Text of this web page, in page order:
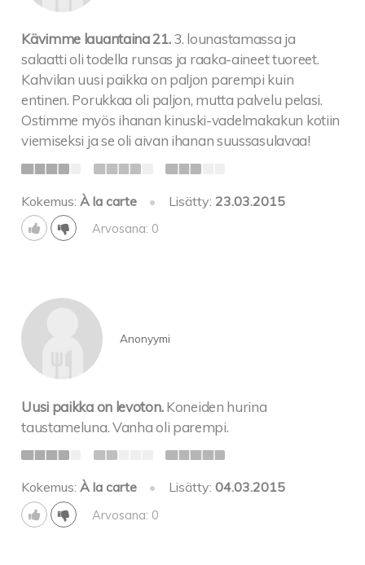
Kävimme lauantaina 21. 3. lounastamassa ja
salaatti oli todella runsas ja raaka-aineet tuoreet.
Kahvilan uusi paikka on paljon parempi kuin
entinen. Porukkaa oli paljon, mutta palvelu pelasi.
Ostimme myös ihanan kinuski-vadelmakakun kotiin
viemiseksi ja se oli aivan ihanan suussasulavaa!
Kokemus:À la carte • Lisätty: 23.03.2015
Arvosana: 0
Anonyymi
Uusi paikka on levoton. Koneiden hurina
taustameluna. Vanha oli parempi.
Kokemus:À la carte • Lisätty: 04.03.2015
Arvosana: 0